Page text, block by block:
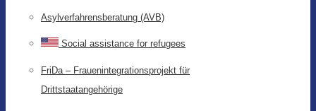
Asylverfahrensberatung (AVB)
Social assistance for refugees
FriDa – Frauenintegrationsprojekt für
Drittstaatangehörige